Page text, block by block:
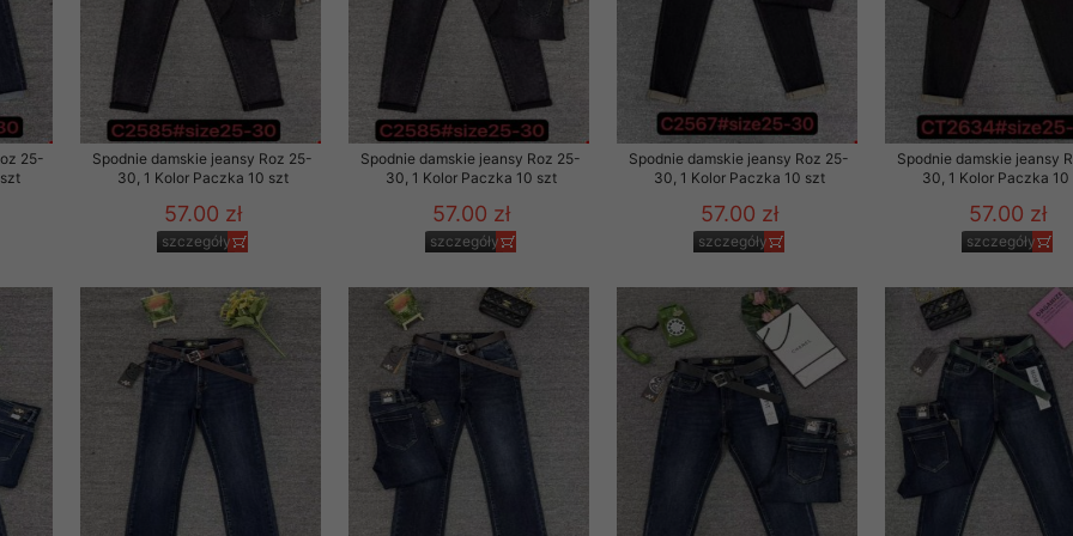
25-
Spodnie damskie jeansy Roz 25-
30, 1 Kolor Paczka 10 szt
57.00 zł
szczegóły
Spodnie damskie jeansy Roz 25-
30, 1 Kolor Paczka 10 szt
57.00 zł
szczegóły
Spodnie damskie jeansy Roz 25-
30, 1 Kolor Paczka 10 szt
57.00 zł
szczegóły
Spodnie damskie jeansy
30, 1 Kolor Paczka 10
57.00 zł
szczegóły
promocyjne wysyłamy Klientom jedynie wówczas, gdy wyrazili na to zgodę. Dotyczy to w
wysyłanego Klientowi, jeżeli potwierdzi wyraźnie wskazanego przez nas linka
na otrzymywanie newslettera o aktualnych promocjach, rabatach i nowościach w
te dotyczą wyłącznie oferty naszego Sklepu.
i sugestie odnoszące się do ochrony Państwa prywatności, w szczególności danych
na email